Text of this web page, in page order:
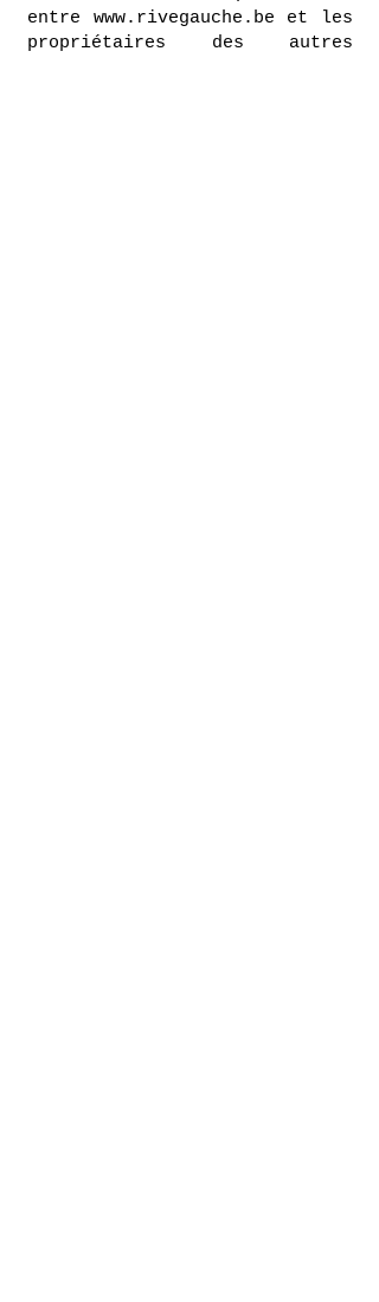
entre www.rivegauche.be et les
propriétaires des autres